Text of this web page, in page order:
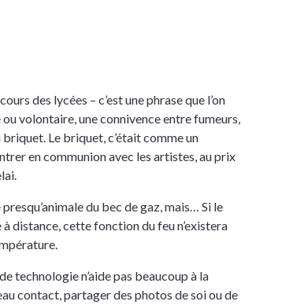
des lycées – c’est une phrase que l’on
volontaire, une connivence entre fumeurs,
Le briquet, c’était comme un
en communion avec les artistes, au prix
du bec de gaz, mais… Si le
distance, cette fonction du feu n’existera
technologie n’aide pas beaucoup à la
contact, partager des photos de soi ou de